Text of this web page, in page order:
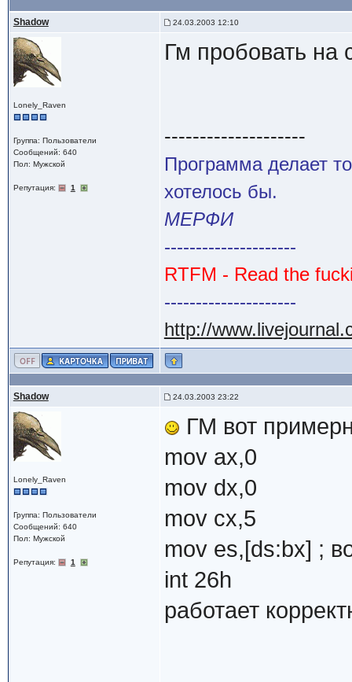
Shadow 24.03.2003 12:10
Lonely_Raven
Группа: Пользователи
Сообщений: 640
Пол: Мужской
Репутация: 1
Гм пробовать на
--------------------
Программа делает
хотелось бы.
МЕРФИ
---------------------
RTFM - Read the
---------------------
http://
Shadow 24.03.2003 23:22
Lonely_Raven
Группа: Пользователи
Сообщений: 640
Пол: Мужской
Репутация: 1
ГМ вот
mov ax,0
mov dx,0
mov cx,5
mov es,[ds:bx] ;
int 26h
работает